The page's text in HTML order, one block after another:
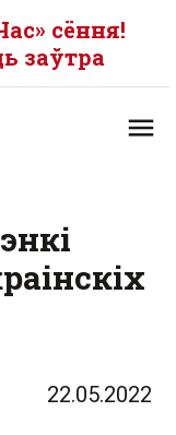
сёння!
заўтра
22.05.2022